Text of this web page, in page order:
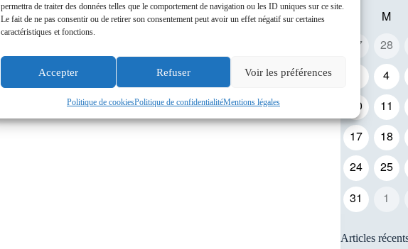
permettra de traiter des données telles que le comportement de navigation ou les ID uniques sur ce site.
Le fait de ne pas consentir ou de retirer son consentement peut avoir un effet négatif sur certaines
caractéristiques et fonctions.
Accepter Refuser Voir les préférences
Politique de cookiesPolitique de confidentialitéMentions légales
M
27
28
4
10
11
17
18
24
25
31
1
Articles